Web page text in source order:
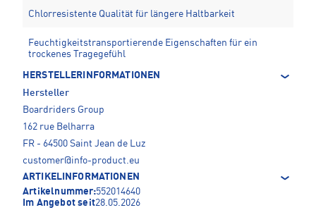
Chlorresistente Qualität für längere Haltbarkeit
Feuchtigkeitstransportierende Eigenschaften für ein
trockenes Tragegefühl
HERSTELLERINFORMATIONEN
Hersteller
Boardriders Group
162 rue Belharra
FR - 64500 Saint Jean de Luz
customer@info-product.eu
ARTIKELINFORMATIONEN
Artikelnummer:552014640
Im Angebot seit28.05.2026